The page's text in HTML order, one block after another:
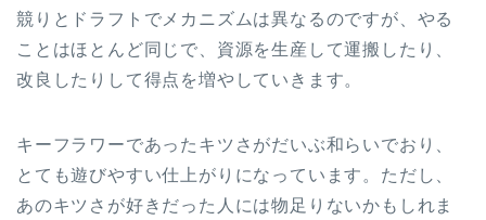
競りとドラフトでメカニズムは異なるのですが、やる
ことはほとんど同じで、資源を生産して運搬したり、
改良したりして得点を増やしていきます。
キーフラワーであったキツさがだいぶ和らいでおり、
とても遊びやすい仕上がりになっています。ただし、
あのキツさが好きだった人には物足りないかもしれま